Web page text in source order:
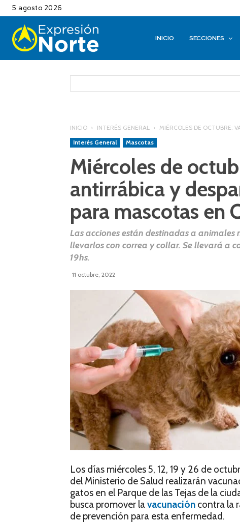
5 agosto 2026
INICIO SECCIONES
INICIO INTERÉS GENERAL
MIÉRCOLES DE OCTUBRE:
Interés General
Mascotas
Miércoles de
antirrábica y
para mascotas en
Las acciones están destinadas a animales
llevarlos con correa y collar. Se llevará a
19hs.
11 octubre, 2022
Los días miércoles 5, 12, 19 y 26 de
del Ministerio de Salud realizarán
gatos en el Parque de las Tejas de la
busca promover lavacunación contra la
de prevención para esta enfermedad.